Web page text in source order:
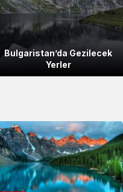
Bulgaristan’da Gezilecek
Yerler